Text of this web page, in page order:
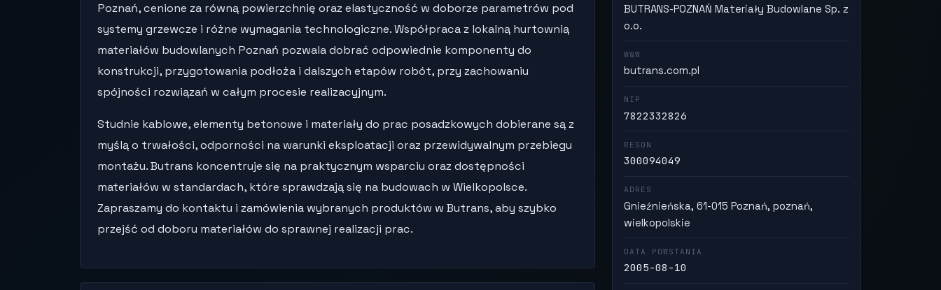
BUTRANS-POZNAŃ Materiały Budowlane Sp. z
o.o.
WWW
butrans.com.pl
NIP
7822332826
REGON
300094049
ADRES
Gnieźnieńska, 61-015 Poznań, poznań,
wielkopolskie
DATA POWSTANIA
2005-08-10
Poznań, cenione za równą powierzchnię oraz elastyczność w doborze parametrów pod
systemy grzewcze i różne wymagania technologiczne. Współpraca z lokalną hurtownią
materiałów budowlanych Poznań pozwala dobrać odpowiednie komponenty do
konstrukcji, przygotowania podłoża i dalszych etapów robót, przy zachowaniu
spójności rozwiązań w całym procesie realizacyjnym.
Studnie kablowe, elementy betonowe i materiały do prac posadzkowych dobierane są z
myślą o trwałości, odporności na warunki eksploatacji oraz przewidywalnym przebiegu
montażu. Butrans koncentruje się na praktycznym wsparciu oraz dostępności
materiałów w standardach, które sprawdzają się na budowach w Wielkopolsce.
Zapraszamy do kontaktu i zamówienia wybranych produktów w Butrans, aby szybko
przejść od doboru materiałów do sprawnej realizacji prac.